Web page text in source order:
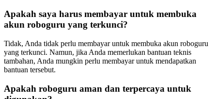
Apakah saya harus membayar untuk membuka
akun roboguru yang terkunci?
Tidak, Anda tidak perlu membayar untuk membuka akun roboguru
yang terkunci. Namun, jika Anda memerlukan bantuan teknis
tambahan, Anda mungkin perlu membayar untuk mendapatkan
bantuan tersebut.
Apakah roboguru aman dan terpercaya untuk